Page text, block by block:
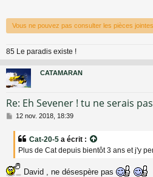
g
e
Vous ne pouvez pas consulter les pièces
85 Le paradis existe !
CATAMARAN
Re: Eh Sevener ! tu ne serais
M
e
12 nov. 2018, 18:39
Cat-20-5 a écrit :
Plus de Cat depuis bientôt 3 ans et j'y
David , ne désespère pas